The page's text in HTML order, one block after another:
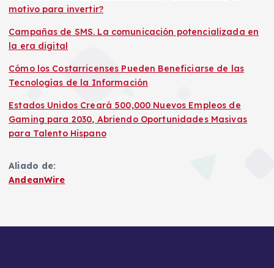
motivo para invertir?
Campañas de SMS. La comunicación potencializada en
la era digital
Cómo los Costarricenses Pueden Beneficiarse de las
Tecnologías de la Información
Estados Unidos Creará 500,000 Nuevos Empleos de
Gaming para 2030, Abriendo Oportunidades Masivas
para Talento Hispano
Aliado de:
AndeanWire